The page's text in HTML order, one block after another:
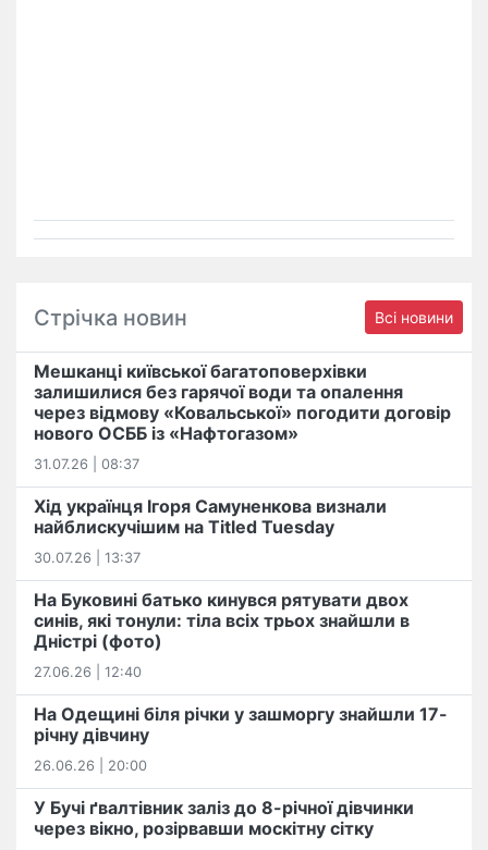
Стрічка новин Всі новини
Мешканці київської багатоповерхівки
залишилися без гарячої води та опалення
через відмову «Ковальської» погодити договір
нового ОСББ із «Нафтогазом»
31.07.26 | 08:37
Хід українця Ігоря Самуненкова визнали
найблискучішим на Titled Tuesday
30.07.26 | 13:37
На Буковині батько кинувся рятувати двох
синів, які тонули: тіла всіх трьох знайшли в
Дністрі (фото)
27.06.26 | 12:40
На Одещині біля річки у зашморгу знайшли 17-
річну дівчину
26.06.26 | 20:00
У Бучі ґвалтівник заліз до 8-річної дівчинки
через вікно, розірвавши москітну сітку